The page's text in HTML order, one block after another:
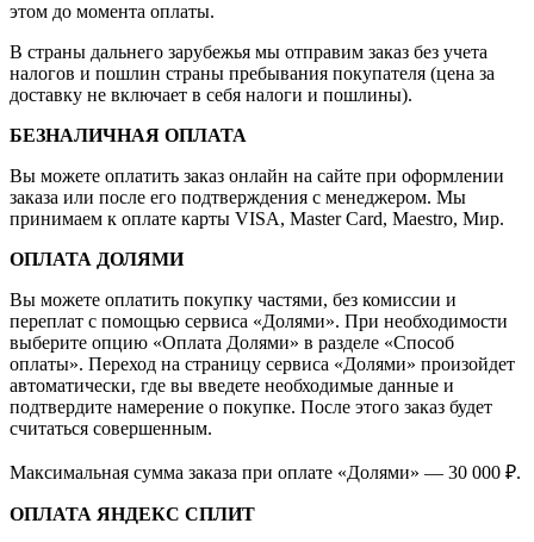
этом до момента оплаты.
В страны дальнего зарубежья мы отправим заказ без учета
налогов и пошлин страны пребывания покупателя (цена за
доставку не включает в себя налоги и пошлины).
БЕЗНАЛИЧНАЯ ОПЛАТА
Вы можете оплатить заказ онлайн на сайте при оформлении
заказа или после его подтверждения с менеджером. Мы
принимаем к оплате карты VISA, Master Card, Maestro, Мир.
ОПЛАТА ДОЛЯМИ
Вы можете оплатить покупку частями, без комиссии и
переплат с помощью сервиса «Долями». При необходимости
выберите опцию «Оплата Долями» в разделе «Способ
оплаты». Переход на страницу сервиса «Долями» произойдет
автоматически, где вы введете необходимые данные и
подтвердите намерение о покупке. После этого заказ будет
считаться совершенным.
Максимальная сумма заказа при оплате «Долями» — 30 000 ₽.
ОПЛАТА ЯНДЕКС СПЛИТ